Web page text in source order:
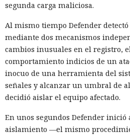
segunda carga maliciosa.
Al mismo tiempo Defender detectó
mediante dos mecanismos
cambios inusuales en el registro,
comportamiento indicios de un
inocuo de una herramienta del
señales y alcanzar un umbral de
decidió aislar el equipo afectado.
En unos segundos Defender
aislamiento —el mismo